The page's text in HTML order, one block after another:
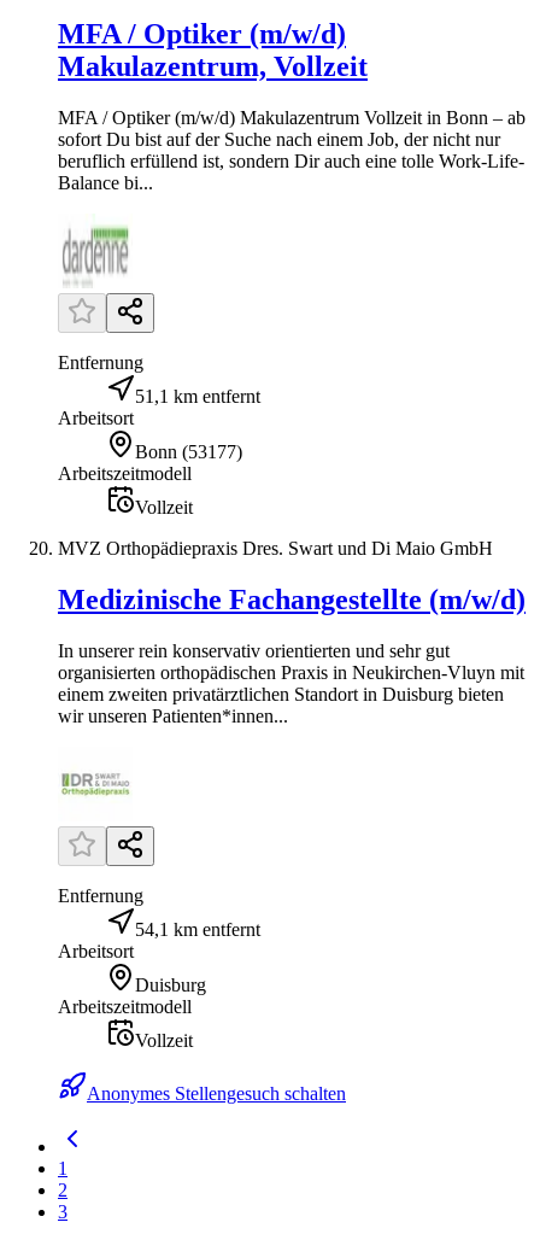
MFA / Optiker (m/w/d)
Makulazentrum, Vollzeit
MFA / Optiker (m/w/d) Makulazentrum Vollzeit in Bonn – ab
sofort Du bist auf der Suche nach einem Job, der nicht nur
beruflich erfüllend ist, sondern Dir auch eine tolle Work-Life-
Balance bi...
Entfernung
51,1 km entfernt
Arbeitsort
Bonn (53177)
Arbeitszeitmodell
Vollzeit
MVZ Orthopädiepraxis Dres. Swart und Di Maio GmbH
Medizinische Fachangestellte (m/w/d)
In unserer rein konservativ orientierten und sehr gut
organisierten orthopädischen Praxis in Neukirchen-Vluyn mit
einem zweiten privatärztlichen Standort in Duisburg bieten
wir unseren Patienten*innen...
Entfernung
54,1 km entfernt
Arbeitsort
Duisburg
Arbeitszeitmodell
Vollzeit
Anonymes Stellengesuch schalten
1
2
3